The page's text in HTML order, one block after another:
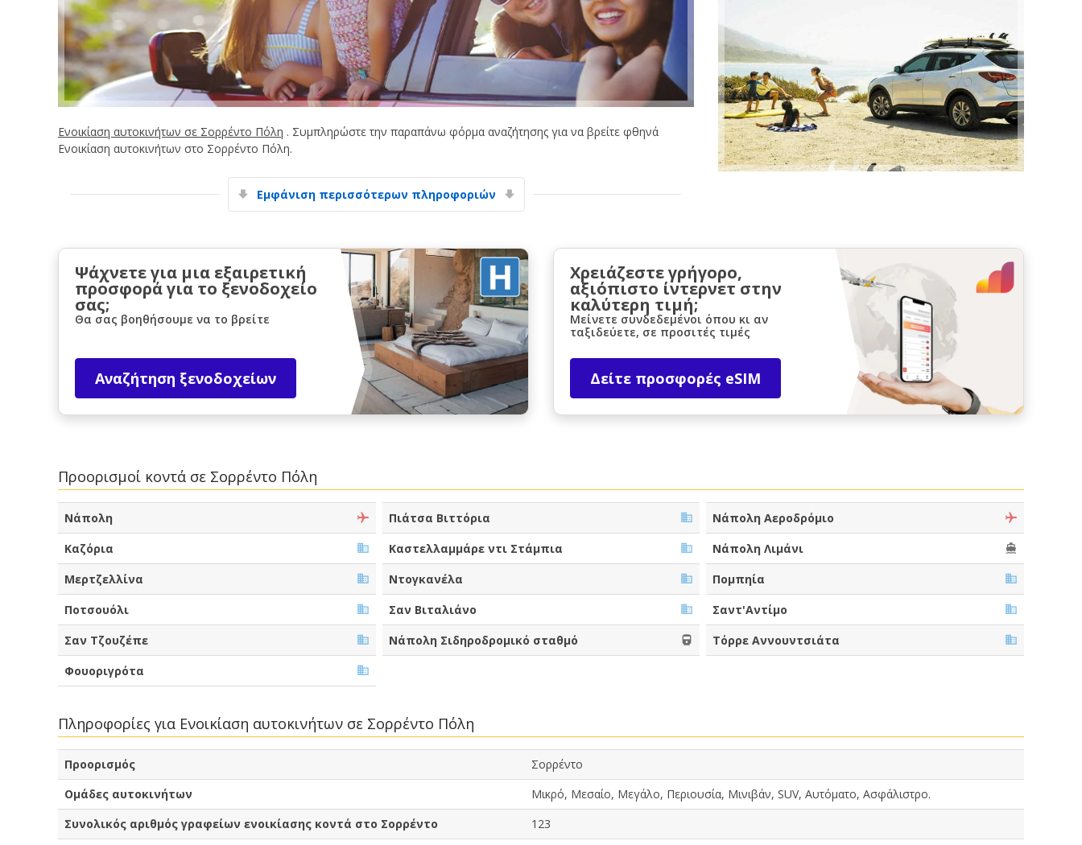
Ενοικίαση αυτοκινήτων σε Σορρέντο Πόλη . Συμπληρώστε την παραπάνω φόρμα αναζήτησης για να βρείτε φθηνά
Ενοικίαση αυτοκινήτων στο Σορρέντο Πόλη.
Εμφάνιση περισσότερων πληροφοριών
Ψάχνετε για μια εξαιρετική
προσφορά για το ξενοδοχείο
σας;
Θα σας βοηθήσουμε να το βρείτε
Αναζήτηση ξενοδοχείων
Χρειάζεστε γρήγορο,
αξιόπιστο ίντερνετ στην
καλύτερη τιμή;
Μείνετε συνδεδεμένοι όπου κι αν
ταξιδεύετε, σε προσιτές τιμές
Δείτε προσφορές eSIM
Προορισμοί κοντά σε Σορρέντο Πόλη
Νάπολη Πιάτσα Βιττόρια
Νάπολη Αεροδρόμιο
Καζόρια
Καστελλαμμάρε ντι Στάμπια
Νάπολη Λιμάνι
Μερτζελλίνα
Ντογκανέλα
Πομπηία
Ποτσουόλι
Σαν Βιταλιάνο
Σαντ'Αντίμο
Σαν Τζουζέπε
Νάπολη Σιδηροδρομικό σταθμό
Τόρρε Αννουντσιάτα
Φουοριγρότα
Πληροφορίες για Ενοικίαση αυτοκινήτων σε Σορρέντο Πόλη
Προορισμός
Σορρέντο
Ομάδες αυτοκινήτων
Μικρό, Μεσαίο, Μεγάλο, Περιουσία, Μινιβάν, SUV, Αυτόματο, Ασφάλιστρο.
Συνολικός αριθμός γραφείων ενοικίασης κοντά στο Σορρέντο
123
Μεγάλες εξοικονομήσεις
Αποκτήστε πρόσβαση σε αποκλειστικές
προσφορές συνεργατών
Σύνδεση με eLink